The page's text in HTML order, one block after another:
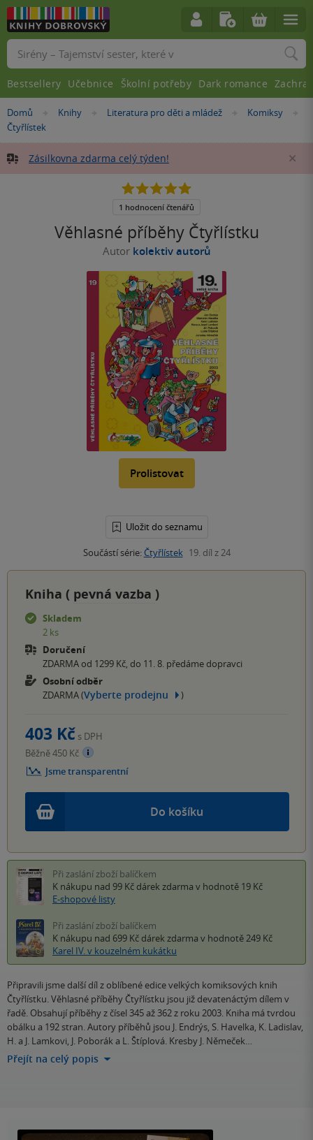
Nacházíte
se
Domů »Knihy »
Literatura pro děti a mládež »
Komiksy
Čtyřlístek
Zásilkovna zdarma celý týden!
Věhlasné příběhy Čtyřlístku
Autor kolektiv autorů
Prolistovat
Uložit do seznamu
Součástí série: Čtyřlístek 19. díl z 24
5.0
5
1 hodnocení čtenářů
Kniha ( pevná vazba )
Skladem
2 ks
Doručení
ZDARMA od 1299 Kč, do 11. 8. předáme dopravci
Osobní odběr
ZDARMA (Vyberte prodejnu )
Do košíku
403 Kč s DPH
Běžně 450 Kč
Jsme transparentní
Při zaslání zboží balíčkem
K nákupu nad 99 Kč dárek zdarma v hodnotě 19 Kč
E-shopové listy
Při zaslání zboží balíčkem
K nákupu nad 699 Kč dárek zdarma v hodnotě 249 Kč
Karel IV. v kouzelném kukátku
Připravili jsme další díl z oblíbené edice velkých komiksových knih
Čtyřlístku. Věhlasné příběhy Čtyřlístku jsou již devatenáctým dílem v
řadě. Obsahují příběhy z čísel 345 až 362 z roku 2003. Kniha má tvrdou
obálku a 192 stran. Autory příběhů jsou J. Endrýs, S. Havelka, K. Ladislav,
H. a J. Lamkovi, J. Poborák a L. Štíplová. Kresby J. Němeček…
Přejít na celý popis
Vyhledávání
Bestsellery Učebnice Školní potřeby Dark romance